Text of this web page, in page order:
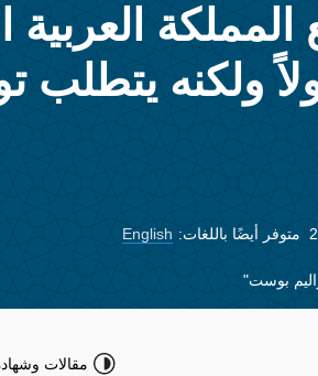
المملكة العربية
ولكنه يتطلب
متوفر أيضًا باللغات: English
بوست"
مقالات